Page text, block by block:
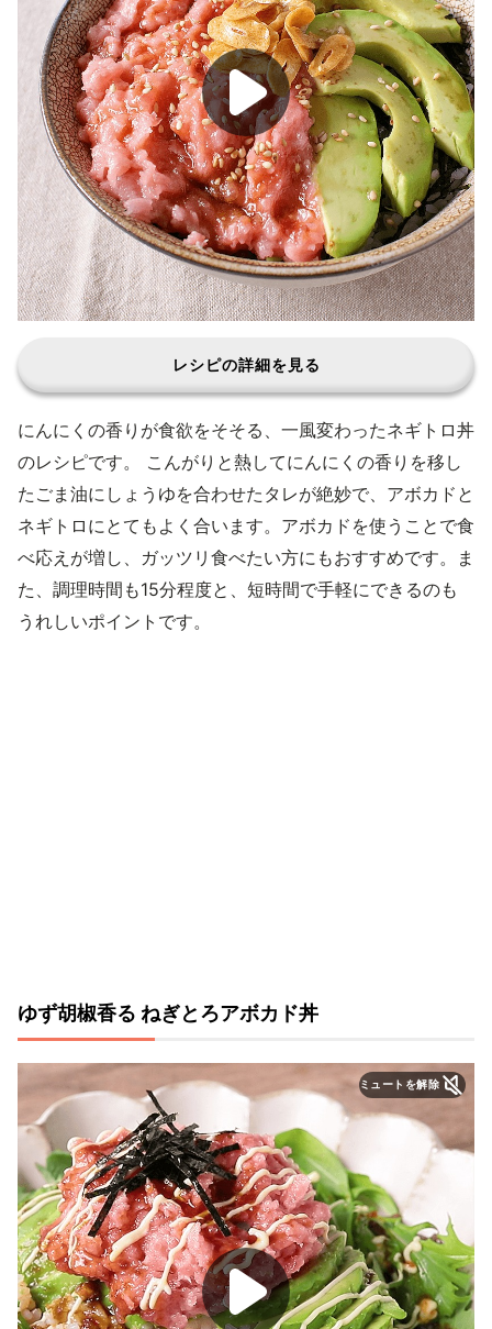
レシピの詳細を見る
にんにくの香りが食欲をそそる、一風変わったネギトロ丼
のレシピです。 こんがりと熱してにんにくの香りを移し
たごま油にしょうゆを合わせたタレが絶妙で、アボカドと
ネギトロにとてもよく合います。アボカドを使うことで食
べ応えが増し、ガッツリ食べたい方にもおすすめです。ま
た、調理時間も15分程度と、短時間で手軽にできるのも
うれしいポイントです。
ゆず胡椒香る ねぎとろアボカド丼
ミュートを解除